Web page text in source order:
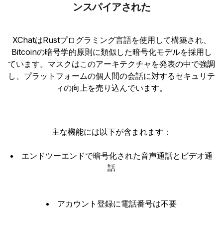
ンスパイアされた
XChatはRustプログラミング言語を使用して構築され、
Bitcoinの暗号学的原則に類似した暗号化モデルを採用し
ています。マスクはこのアーキテクチャを発表の中で強調
し、プラットフォームの個人間の会話に対するセキュリテ
ィの向上を売り込んでいます。
主な機能には以下が含まれます：
エンドツーエンドで暗号化された音声通話とビデオ通
話
アカウント登録に電話番号は不要